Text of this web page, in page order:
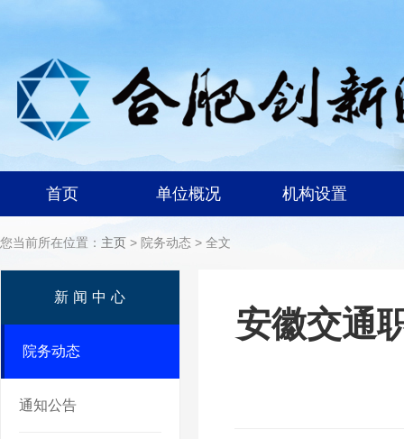
首页 单位概况 机构设置
您当前所在位置： 主页 > 院务动态 > 全文
新闻中心
院务动态
通知公告
安徽交通